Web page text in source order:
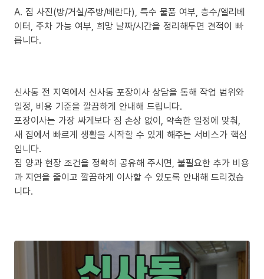
A. 짐 사진(방/거실/주방/베란다), 특수 물품 여부, 층수/엘리베
이터, 주차 가능 여부, 희망 날짜/시간을 정리해두면 견적이 빠
릅니다.
신사동 전 지역에서 신사동 포장이사 상담을 통해 작업 범위와
일정, 비용 기준을 깔끔하게 안내해 드립니다.
포장이사는 가장 싸게보다 짐 손상 없이, 약속한 일정에 맞춰,
새 집에서 빠르게 생활을 시작할 수 있게 해주는 서비스가 핵심
입니다.
짐 양과 현장 조건을 정확히 공유해 주시면, 불필요한 추가 비용
과 지연을 줄이고 깔끔하게 이사할 수 있도록 안내해 드리겠습
니다.